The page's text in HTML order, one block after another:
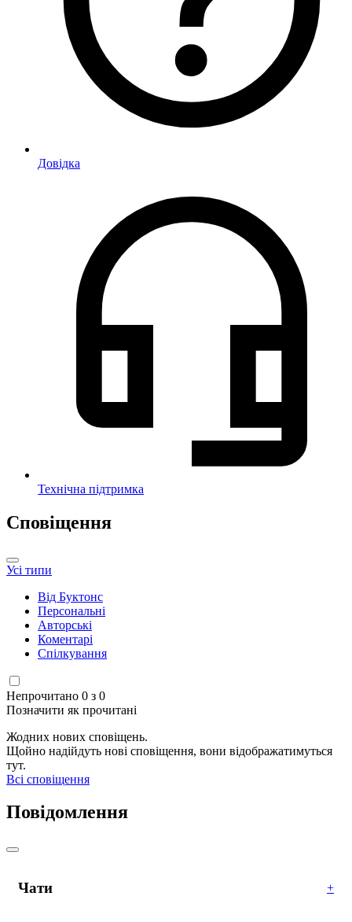
Довідка
Технічна підтримка
Сповіщення
Усі типи
Від Буктонс
Персональні
Авторські
Коментарі
Спілкування
Непрочитано 0 з 0
Позначити як прочитані
Жодних нових сповіщень.
Щойно надійдуть нові сповіщення, вони відображатимуться
тут.
Всі сповіщення
Повідомлення
Чати +